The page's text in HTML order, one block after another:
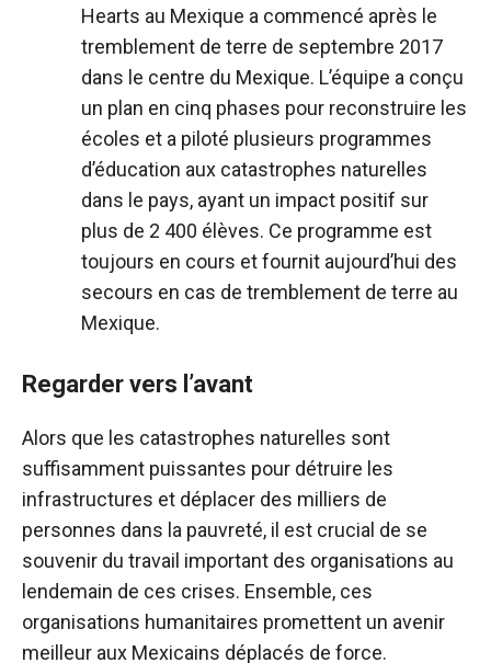
Hearts au Mexique a commencé après le
tremblement de terre de septembre 2017
dans le centre du Mexique. L’équipe a conçu
un plan en cinq phases pour reconstruire les
écoles et a piloté plusieurs programmes
d’éducation aux catastrophes naturelles
dans le pays, ayant un impact positif sur
plus de 2 400 élèves. Ce programme est
toujours en cours et fournit aujourd’hui des
secours en cas de tremblement de terre au
Mexique.
Regarder vers l’avant
Alors que les catastrophes naturelles sont
suffisamment puissantes pour détruire les
infrastructures et déplacer des milliers de
personnes dans la pauvreté, il est crucial de se
souvenir du travail important des organisations au
lendemain de ces crises. Ensemble, ces
organisations humanitaires promettent un avenir
meilleur aux Mexicains déplacés de force.